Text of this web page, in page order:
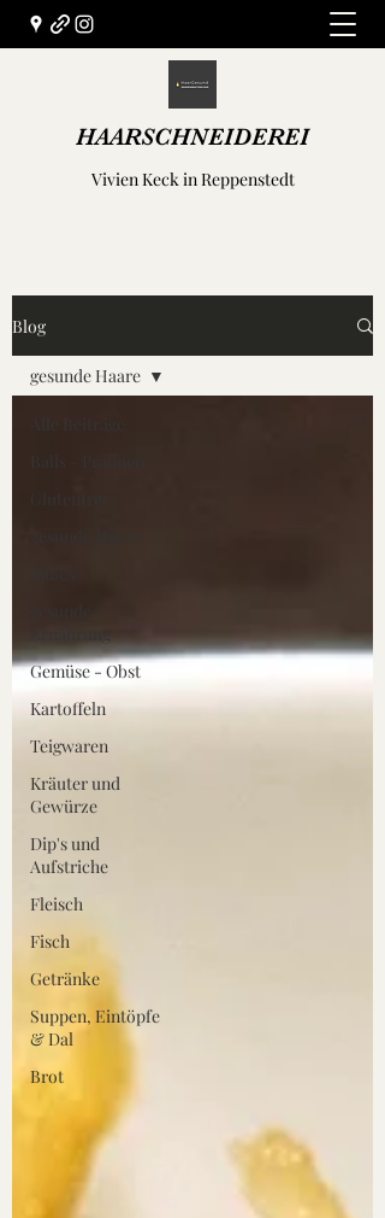
HAARSCHNEIDEREI
Vivien Keck in Reppenstedt
Blog
Gemüse - Obst
Kartoffeln
Teigwaren
Kräuter und
Gewürze
Dip's und
Aufstriche
Fleisch
Fisch
Getränke
Suppen, Eintöpfe
& Dal
Brot
gesunde Haare